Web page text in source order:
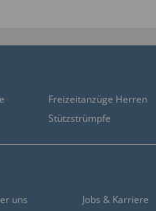
Freizeitanzüge Herren
Stützstrümpfe
uns
Jobs & Karriere